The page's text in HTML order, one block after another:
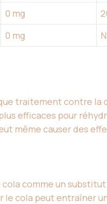
0 mg
0 mg
traitement contre
efficaces pour
même causer des
comme un
le cola peut entraîner